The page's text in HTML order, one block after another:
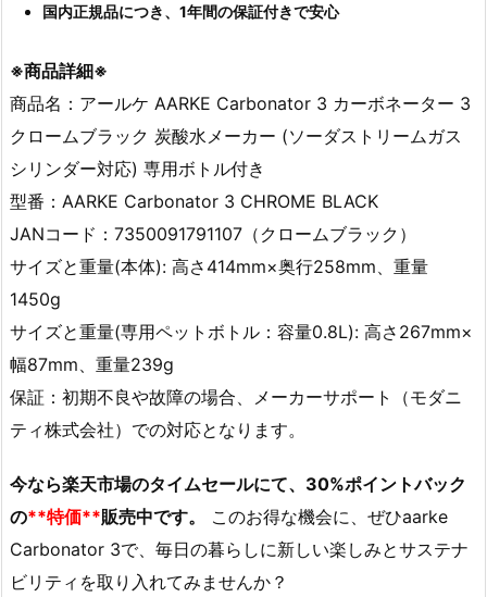
国内正規品につき、1年間の保証付きで安心
※商品詳細※
商品名：アールケ AARKE Carbonator 3 カーボネーター 3
クロームブラック 炭酸水メーカー (ソーダストリームガス
シリンダー対応) 専用ボトル付き
型番：AARKE Carbonator 3 CHROME BLACK
JANコード：7350091791107（クロームブラック）
サイズと重量(本体): 高さ414mm×奥行258mm、重量
1450g
サイズと重量(専用ペットボトル：容量0.8L): 高さ267mm×
幅87mm、重量239g
保証：初期不良や故障の場合、メーカーサポート（モダニ
ティ株式会社）での対応となります。
今なら楽天市場のタイムセールにて、30%ポイントバック
の**特価**販売中です。
このお得な機会に、ぜひaarke
Carbonator 3で、毎日の暮らしに新しい楽しみとサステナ
ビリティを取り入れてみませんか？